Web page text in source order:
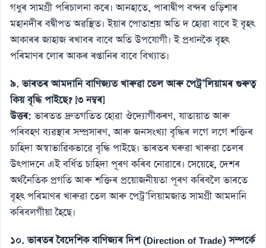
গধুৰ সামগ্ৰী পৰিচালনা কৰে। আনহাতে, পাৰাদ্বীপ বন্দৰ ওড়িশাৰ
মহানদীৰ বদ্বীপত অৱস্থিত। ইয়াৰ পোতাশ্ৰয় অতি দ হোৱা বাবে ই বৃহৎ
আকাৰৰ জাহাজ ৰখাবৰ বাবে অতি উপযোগী। ই প্ৰধানকৈ বৃহৎ
পৰিমাণৰ লোৰ আকৰ ৰপ্তানিৰ বাবে বিখ্যাত।
৯. ভাৰতৰ আমদানি বাণিজ্যত খাৰুৱা তেল আৰু পেট্ৰ’লিয়ামৰ গুৰুত্ব
কিয় বৃদ্ধি পাইছে? [৩ নম্বৰ]
উত্তৰ: ভাৰতত দ্ৰুতগতিত হোৱা ঔদ্যোগীকৰণ, যাতায়াত আৰু
পৰিবহণ ব্যৱস্থাৰ সম্প্ৰসাৰণ, আৰু জনসংখ্যা বৃদ্ধিৰ লগে লগে শক্তিৰ
চাহিদা অস্বাভাৱিকভাৱে বৃদ্ধি পাইছে। ভাৰতৰ ঘৰুৱা খাৰুৱা তেলৰ
উৎপাদনে এই বৰ্ধিত চাহিদা পূৰণ কৰিব নোৱাৰে। সেয়েহে, দেশৰ
অৰ্থনৈতিক প্ৰগতি আৰু শক্তিৰ প্ৰয়োজনীয়তা পূৰণ কৰিবলৈ ভাৰতে
বৃহৎ পৰিমাণৰ খাৰুৱা তেল আৰু পেট্ৰ’লিয়ামজাত সামগ্ৰী আমদানি
কৰিবলগীয়া হৈছে।
১০. ভাৰতৰ বৈদেশিক বাণিজ্যৰ দিশ (Direction of Trade) সম্পৰ্কে